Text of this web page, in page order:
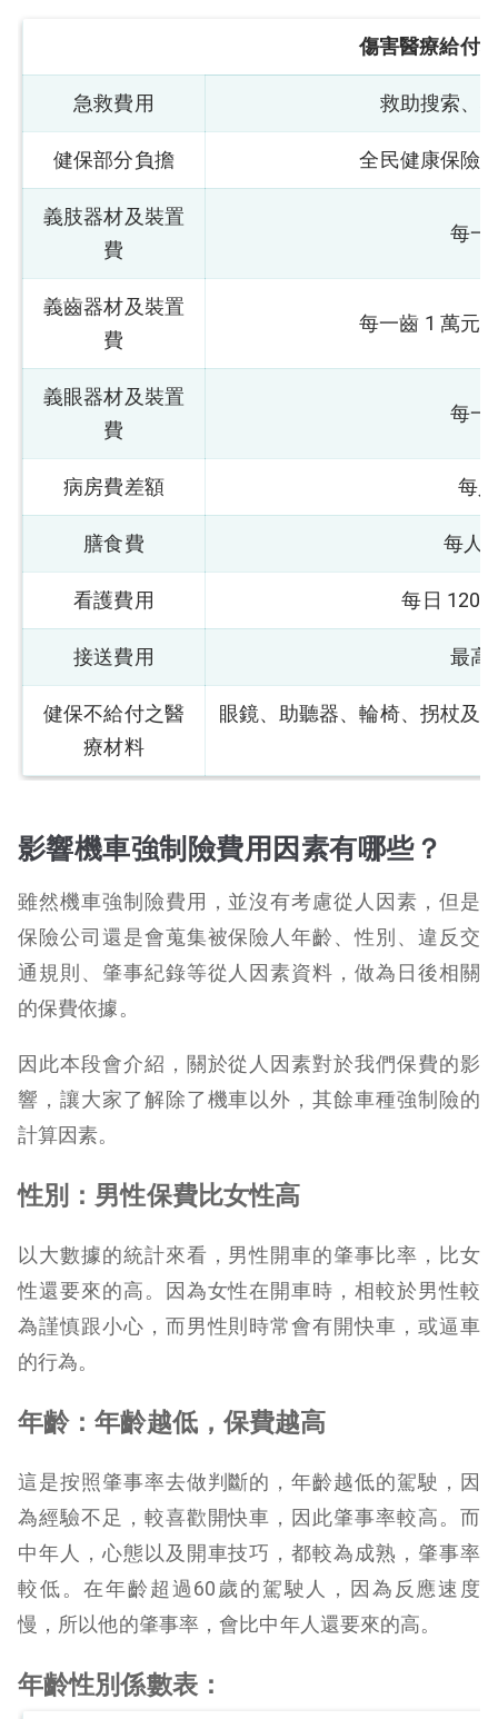
傷害醫療給付
急救費用 救助搜索、
健保部分負擔 全民健康保險
義肢器材及裝置
費
每一
義齒器材及裝置
費
每一齒 1 萬元
義眼器材及裝置
費
每一
病房費差額 每
膳食費 每人
看護費用 每日 1200
接送費用 最高
健保不給付之醫
療材料
眼鏡、助聽器、輪椅、拐杖及
影響機車強制險費用因素有哪些？
雖然機車強制險費用，並沒有考慮從人因素，但是
保險公司還是會蒐集被保險人年齡、性別、違反交
通規則、肇事紀錄等從人因素資料，做為日後相關
的保費依據。
因此本段會介紹，關於從人因素對於我們保費的影
響，讓大家了解除了機車以外，其餘車種強制險的
計算因素。
性別：男性保費比女性高
以大數據的統計來看，男性開車的肇事比率，比女
性還要來的高。因為女性在開車時，相較於男性較
為謹慎跟小心，而男性則時常會有開快車，或逼車
的行為。
年齡：年齡越低，保費越高
這是按照肇事率去做判斷的，年齡越低的駕駛，因
為經驗不足，較喜歡開快車，因此肇事率較高。而
中年人，心態以及開車技巧，都較為成熟，肇事率
較低。在年齡超過60歲的駕駛人，因為反應速度
慢，所以他的肇事率，會比中年人還要來的高。
年齡性別係數表：